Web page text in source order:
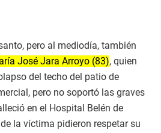
pero al mediodía, también
José Jara Arroyo (83), quien
del techo del patio de
pero no soportó las graves
en el Hospital Belén de
la víctima pidieron respetar su